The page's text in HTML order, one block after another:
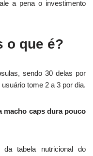
a pena o investimento
o que é?
sendo 30 delas por
tome 2 a 3 por dia.
macho caps dura pouco
tabela nutricional do